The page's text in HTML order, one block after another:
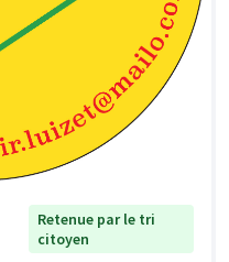
Retenue par le tri
citoyen